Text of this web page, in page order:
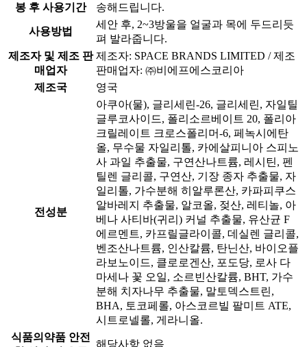
봉 후 사용기간
송해드립니다.
사용방법
세안 후, 2~3방울을 얼굴과 목에 두드리듯
펴 발라줍니다.
제조자 및 제조 판
매업자
제조자: SPACE BRANDS LIMITED / 제조
판매업자: ㈜비에프에스코리아
제조국
영국
전성분
아쿠아(물), 글리세린-26, 글리세린, 자일틸
글루코사이드, 폴리소르베이트 20, 폴리아
크릴레이트 크로스폴리머-6, 페녹시에탄
올, 무수물 자일리톨, 카에살피니아 스피노
사 과일 추출물, 구연산나트륨, 레시틴, 펜
틸렌 글리콜, 구연산, 기장 종자 추출물, 자
일리톨, 가수분해 히알루론산, 카파피쿠스
알바레지 추출물, 알코올, 젖산, 레티놀, 아
베나 사티바(귀리) 커널 추출물, 유산균 F
에르멘트, 카프릴글라이콜, 데실렌 글리콜,
벤조산나트륨, 인산칼륨, 탄닌산, 바이오플
라보노이드, 클로로겐산, 포도당, 로사 다
마세나 꽃 오일, 소르빈산칼륨, BHT, 가수
분해 치자나무 추출물, 말토덱스트린,
BHA, 토코페롤, 아스코르빌 팔미트 ATE,
시트로넬롤, 게라니올.
식품의약품 안전
해당사항 없음